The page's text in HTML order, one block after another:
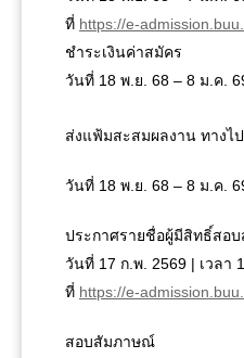
ที่ https://e-
ชำระเงินค่าสมัคร
วันที่ 18 พ.ย. 68 – 8 ม.ค.
ส่งแฟ้มสะสมผลงาน ทางไ
วันที่ 18 พ.ย. 68 – 8 ม.ค.
ประกาศรายชื่อผู้มีสิทธิ์สอ
วันที่ 17 ก.พ. 2569 | เวลา
ที่ https://e-
สอบสัมภาษณ์